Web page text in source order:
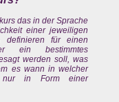
das in der Sprache
einer jeweiligen
definieren für einen
ein bestimmtes
werden soll, was
es wann in welcher
nur in Form einer